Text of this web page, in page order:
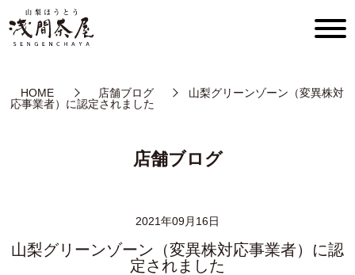
HOME 店舗ブログ
山梨グリーンゾーン（変異株対
応事業者）に認定されました
店舗ブログ
2021年09月16日
山梨グリーンゾーン（変異株対応事業者）に認
定されました